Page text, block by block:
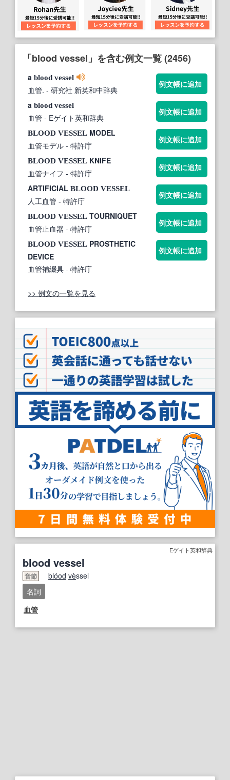
「blood vessel」を含む例文一覧 (2456)
a blood vessel
血管. - 研究社 新英和中辞典
例文帳に追加
a blood vessel
血管 - Eゲイト英和辞典
例文帳に追加
BLOOD VESSEL MODEL
血管モデル - 特許庁
例文帳に追加
BLOOD VESSEL KNIFE
血管ナイフ - 特許庁
例文帳に追加
ARTIFICIAL BLOOD VESSEL
人工血管 - 特許庁
例文帳に追加
BLOOD VESSEL TOURNIQUET
血管止血器 - 特許庁
例文帳に追加
BLOOD VESSEL PROSTHETIC
DEVICE
血管補綴具 - 特許庁
例文帳に追加
>> 例文の一覧を見る
Eゲイト英和辞典
blood vessel
音節 blood vèssel
名詞
血管